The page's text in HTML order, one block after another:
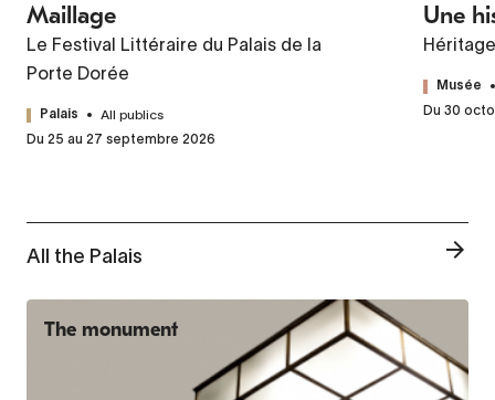
Maillage
Le Festival Littéraire du Palais de la
Porte Dorée
Palais
All publics
Du 25 au 27 septembre 2026
Une
Musée
Du 30
All the Palais
The monument